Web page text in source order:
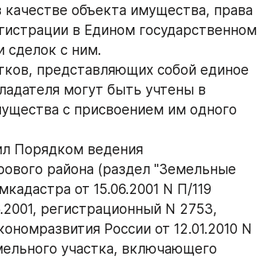
объекта имущества, права
в Едином государственном
сделок с ним.
представляющих собой единое
могут быть учтены в
с присвоением им одного
Порядком ведения
района (раздел "Земельные
от 15.06.2001 N П/119
регистрационный N 2753,
России от 12.01.2010 N
участка, включающего